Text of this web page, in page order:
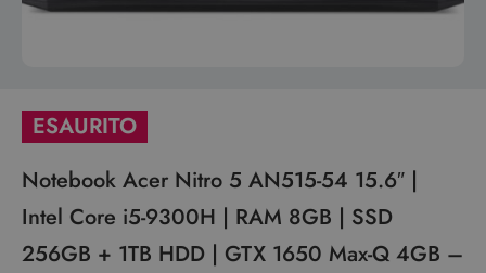
ESAURITO
Notebook Acer Nitro 5 AN515-54 15.6″ |
Intel Core i5-9300H | RAM 8GB | SSD
256GB + 1TB HDD | GTX 1650 Max-Q 4GB –